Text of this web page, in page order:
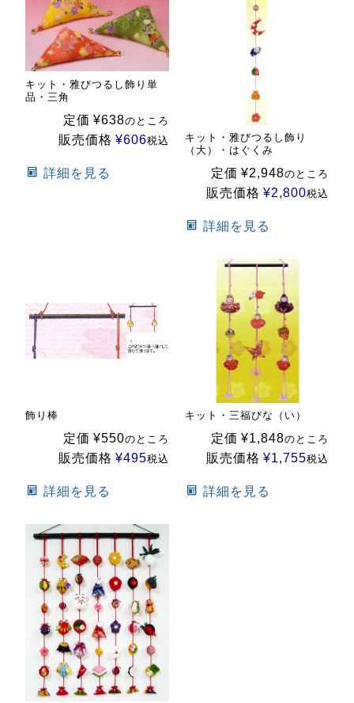
キット・雅びつるし飾り単
品・三角
定価 ¥638のところ
販売価格 ¥606税込
詳細を見る
キット・雅びつるし飾り
（大）・はぐくみ
定価 ¥2,948のところ
販売価格 ¥2,800税込
詳細を見る
飾り棒
定価 ¥550のところ
販売価格 ¥495税込
詳細を見る
キット・三福びな（い）
定価 ¥1,848のところ
販売価格 ¥1,755税込
詳細を見る